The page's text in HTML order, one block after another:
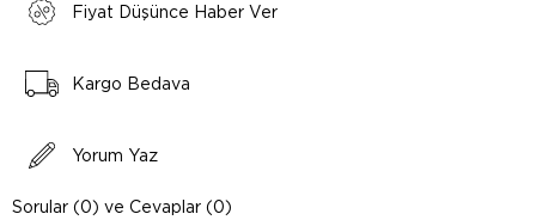
Fiyat Düşünce Haber Ver
Kargo Bedava
Yorum Yaz
Sorular (0) ve Cevaplar (0)